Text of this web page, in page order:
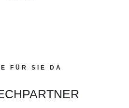
FÜR SIE DA